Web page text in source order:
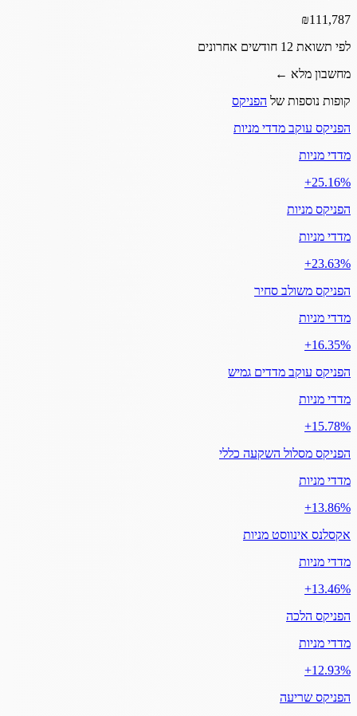
₪111,787
לפי תשואת 12 חודשים אחרונים
מחשבון מלא ←
קופות נוספות של הפניקס
הפניקס עוקב מדדי מניות
מדדי מניות
‎+25.16%
הפניקס מניות
מדדי מניות
‎+23.63%
הפניקס משולב סחיר
מדדי מניות
‎+16.35%
הפניקס עוקב מדדים גמיש
מדדי מניות
‎+15.78%
הפניקס מסלול השקעה כללי
מדדי מניות
‎+13.86%
אקסלנס אינווסט מניות
מדדי מניות
‎+13.46%
הפניקס הלכה
מדדי מניות
‎+12.93%
הפניקס שריעה